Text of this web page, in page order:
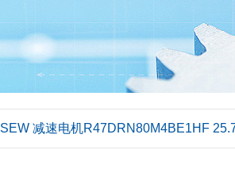
SEW 减速电机R47DRN80M4BE1HF